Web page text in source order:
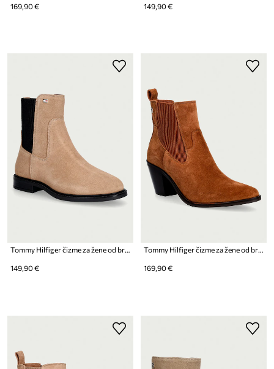
169,90 € 149,90 €
Tommy Hilfiger čizme za žene od brušene kože ENAMEL FLAG SUEDE ANKLE CHELSEA
149,90 €
Tommy Hilfiger čizme za žene od brušene kože SUEDE WESTERN CHELSEA BOOT
169,90 €